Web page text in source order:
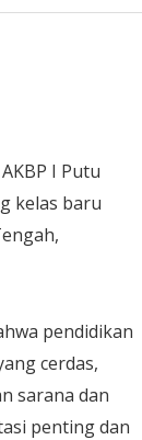
I Putu
kelas baru
pendidikan
cerdas,
sarana dan
penting dan